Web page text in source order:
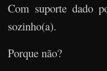
Com suporte dado
sozinho(a).
Porque não?